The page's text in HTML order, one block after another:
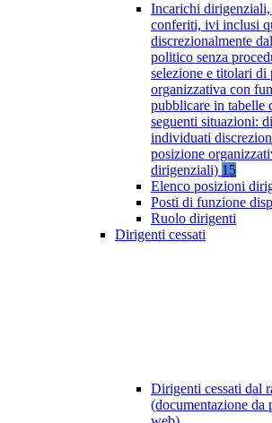
Incarichi
conferiti, ivi inclusi
discrezionalmente
politico senza
selezione e titolari di
organizzativa con
pubblicare in tabelle
seguenti situazioni:
individuati
posizione
dirigenziali) 15
Elenco posizioni
Posti di funzione
Ruolo dirigenti
Dirigenti cessati
Dirigenti cessati dal
(documentazione da